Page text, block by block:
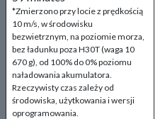
*Zmierzono przy locie z prędkością
10 m/s, w środowisku
bezwietrznym, na poziomie morza,
bez ładunku poza H30T (waga 10
670 g), od 100% do 0% poziomu
naładowania akumulatora.
Rzeczywisty czas zależy od
środowiska, użytkowania i wersji
oprogramowania.